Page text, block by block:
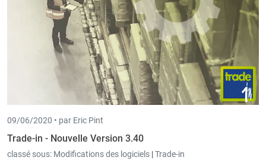
09/06/2020 • par Eric Pint
Trade-in - Nouvelle Version 3.40
classé sous: Modifications des logiciels |Trade-in